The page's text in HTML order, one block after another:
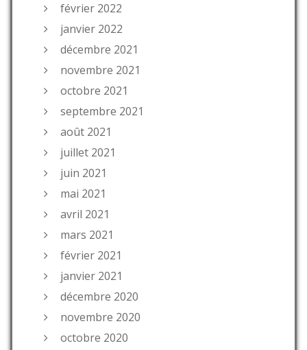
février 2022
janvier 2022
décembre 2021
novembre 2021
octobre 2021
septembre 2021
août 2021
juillet 2021
juin 2021
mai 2021
avril 2021
mars 2021
février 2021
janvier 2021
décembre 2020
novembre 2020
octobre 2020